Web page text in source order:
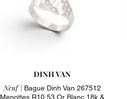
DINH VAN
Neuf | Bague Dinh Van 267512
Menottes R10 53 Or Blanc 18k &